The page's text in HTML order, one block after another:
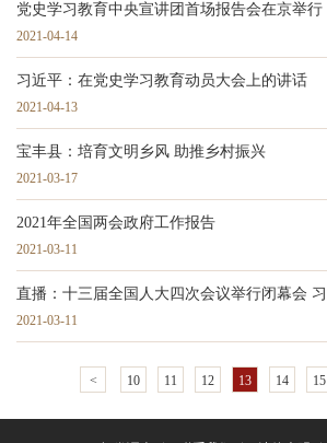
党史学习教育中央宣讲团首场报告会在京举行
2021-04-14
习近平：在党史学习教育动员大会上的讲话
2021-04-13
宝丰县：培育文明乡风 助推乡村振兴
2021-03-17
2021年全国两会政府工作报告
2021-03-11
2021-03-11
< 10 11 12 13 14 15